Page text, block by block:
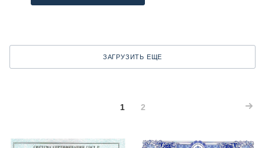
ЗАГРУЗИТЬ ЕЩЕ
1 2